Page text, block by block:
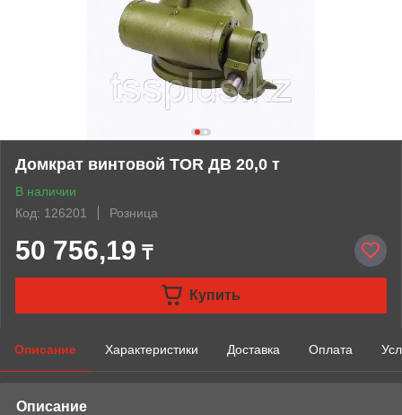
Домкрат винтовой TOR ДВ 20,0 т
В наличии
Код: 126201
Розница
50 756,19 ₸
Купить
Описание Характеристики Доставка Оплата
Описание